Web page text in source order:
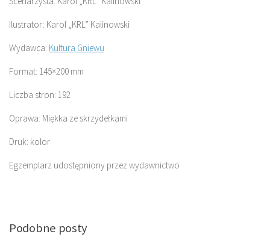
Ilustrator: Karol „KRL” Kalinowski
Wydawca: Kultura Gniewu
Format: 145×200 mm
Liczba stron: 192
Oprawa: Miękka ze skrzydełkami
Druk: kolor
Egzemplarz udostępniony przez wydawnictwo
Podobne posty